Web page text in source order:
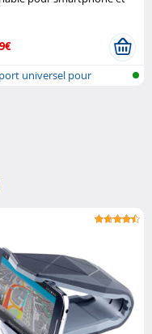
universel pour